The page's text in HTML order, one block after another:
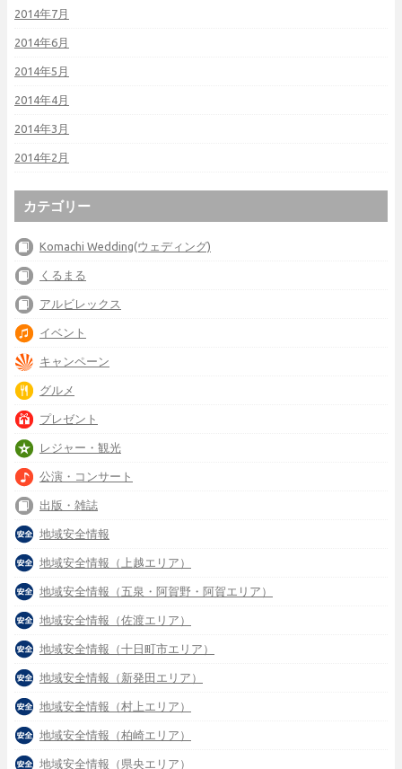
2014年7月
2014年6月
2014年5月
2014年4月
2014年3月
2014年2月
カテゴリー
Komachi Wedding(ウェディング)
くるまる
アルビレックス
イベント
キャンペーン
グルメ
プレゼント
レジャー・観光
公演・コンサート
出版・雑誌
地域安全情報
地域安全情報（上越エリア）
地域安全情報（五泉・阿賀野・阿賀エリア）
地域安全情報（佐渡エリア）
地域安全情報（十日町市エリア）
地域安全情報（新発田エリア）
地域安全情報（村上エリア）
地域安全情報（柏崎エリア）
地域安全情報（県央エリア）